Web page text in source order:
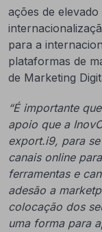
ações de
para a
plataformas de
de Marketing
“É importante
apoio que a
export.i9, para
canais online
ferramentas e
adesão a
colocação dos
uma forma para